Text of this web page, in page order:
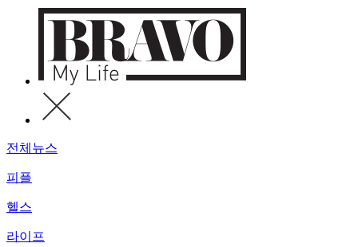
전체뉴스
피플
헬스
라이프